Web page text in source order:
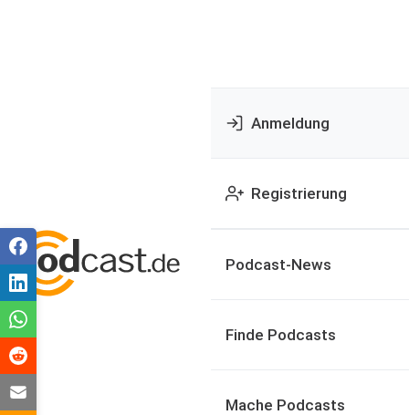
Anmeldung
Registrierung
Podcast-News
Finde Podcasts
Mache Podcasts